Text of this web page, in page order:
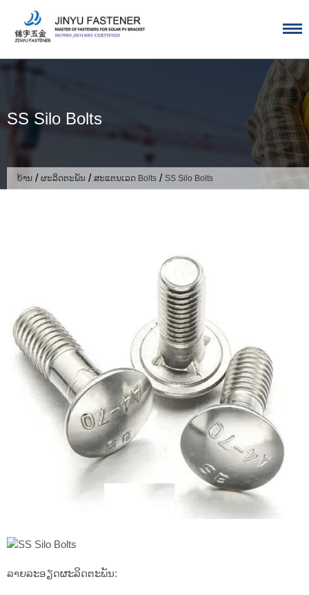
ຫາ
ເນື້ອຫາ
SS Silo Bolts
ບ້ານ / ຜະລິດຕະພັນ / ສະແຕນເລດ Bolts / SS Silo Bolts
ລາຍ​ລະ​ອຽດ​ຜະ​ລິດ​ຕະ​ພັນ​: